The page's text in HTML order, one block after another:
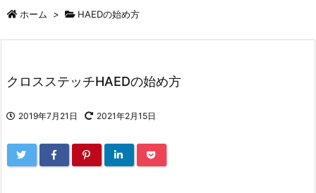
ホーム > HAEDの始め方
クロスステッチHAEDの始め方
2019年7月21日 2021年2月15日